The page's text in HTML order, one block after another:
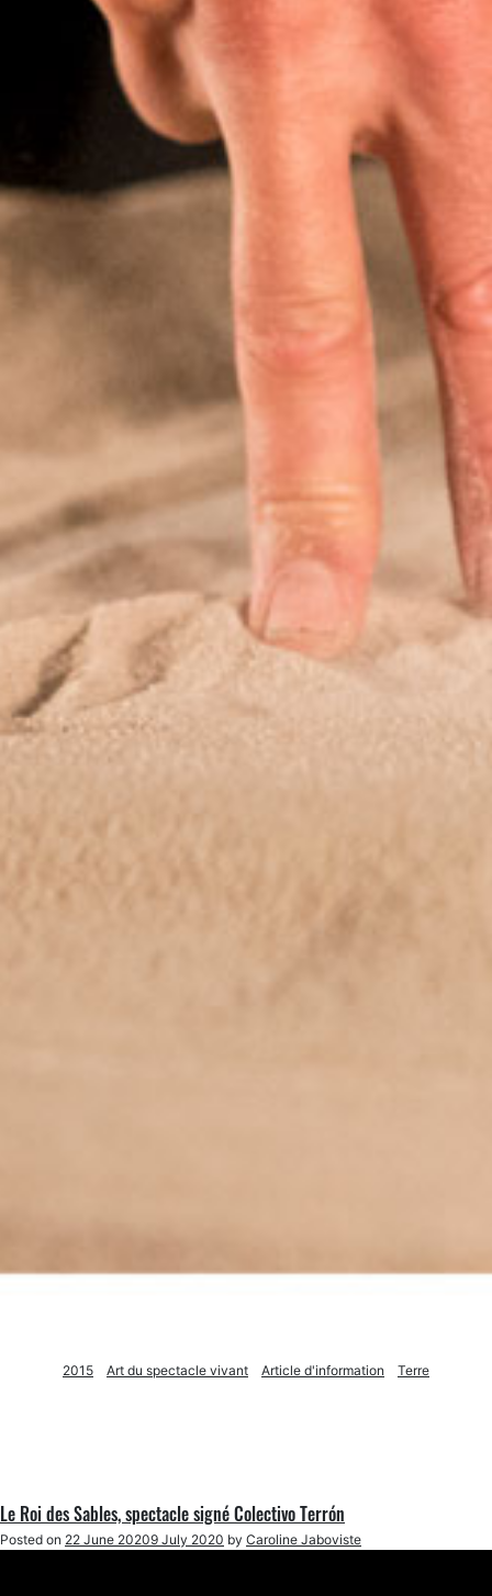
2015 Art du spectacle vivant Article d'information Terre
Le Roi des Sables, spectacle signé Colectivo Terrón
Posted on 22 June 20209 July 2020 by Caroline Jaboviste